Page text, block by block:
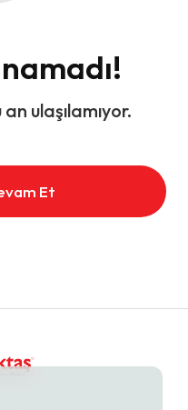
ulaşılamıyor.
Et